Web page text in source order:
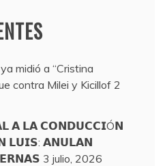
midió a “Cristina
contra Milei y Kicillof 2
𝗔 𝗟𝗔 𝗖𝗢𝗡𝗗𝗨𝗖𝗖𝗜Ó𝗡
𝗟𝗨𝗜𝗦: 𝗔𝗡𝗨𝗟𝗔𝗡
3 julio, 2026